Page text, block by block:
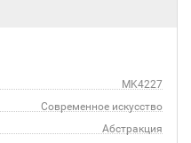
MK4227
Современное искусство
Абстракция